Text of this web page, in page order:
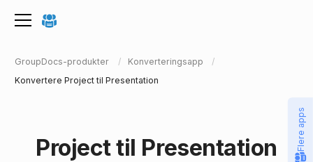
GroupDocs-produkter
Konverteringsapp
Konvertere Project til Presentation
Project til Presentation
Flere apps